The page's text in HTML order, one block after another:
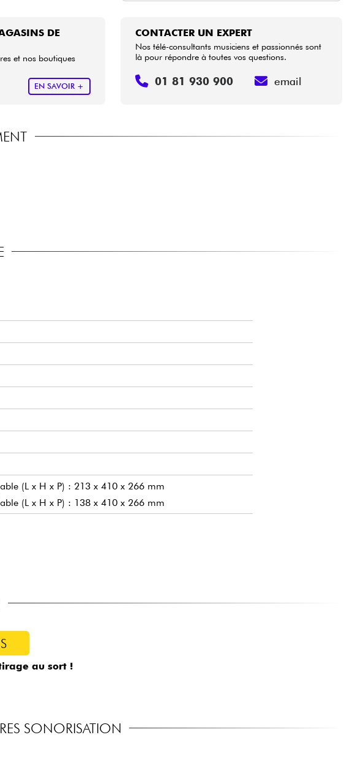
DE
et nos boutiques
EN SAVOIR +
CONTACTER UN EXPERT
Nos télé-consultants musiciens et passionnés sont
là pour répondre à toutes vos questions.
01 81 930 900 email
(L x H x P) : 213 x 410 x 266 mm
(L x H x P) : 138 x 410 x 266 mm
au sort !
SONORISATION